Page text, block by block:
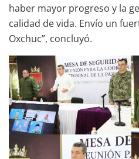
haber mayor progreso y la
calidad de vida. Envío un
Oxchuc”, concluyó.